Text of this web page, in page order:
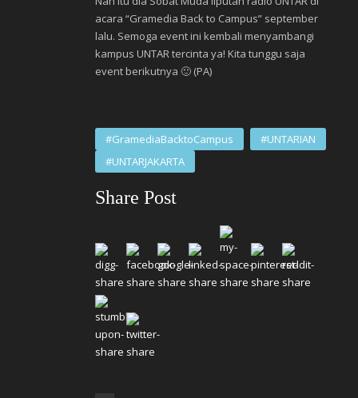
acara “Gramedia Back to Campus” september
lalu. Semoga event ini kembali menyambangi
kampus UNTAR tercinta ya! Kita tunggu saja
event berikutnya 🙂 (PA)
#GramediaBacktoCampus
#UNTARIAN
#UNTARJAKARTA
Share Post